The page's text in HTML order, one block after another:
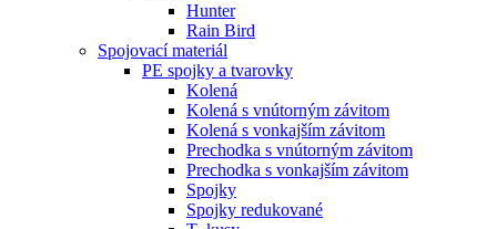
Hunter
Rain Bird
Spojovací materiál
PE spojky a tvarovky
Kolená
Kolená s vnútorným závitom
Kolená s vonkajším závitom
Prechodka s vnútorným závitom
Prechodka s vonkajším závitom
Spojky
Spojky redukované